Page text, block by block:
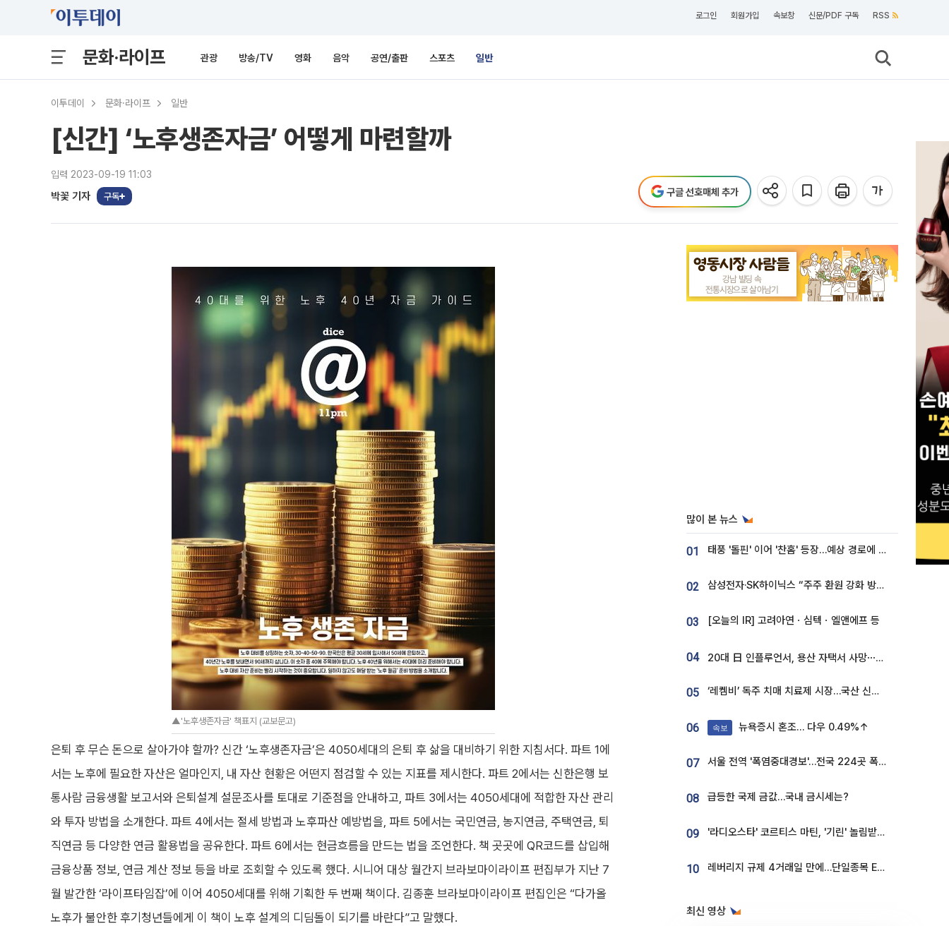
로그인 회원가입 속보창 신문/PDF 구독 RSS
문화·라이프 관광 방송/TV 영화 음악 공연/출판 스포츠 일반
이투데이 문화·라이프 일반
[신간] ‘노후생존자금’ 어떻게 마련할까
입력 2023-09-19 11:03
박꽃 기자 구독 구글 선호매체 추가
▲'노후생존자금' 책표지 (교보문고)
은퇴 후 무슨 돈으로 살아가야 할까? 신간 ‘노후생존자금’은 4050세대의 은퇴 후 삶을 대비하기 위한 지침서다. 파트 1에
서는 노후에 필요한 자산은 얼마인지, 내 자산 현황은 어떤지 점검할 수 있는 지표를 제시한다. 파트 2에서는 신한은행 보
통사람 금융생활 보고서와 은퇴설계 설문조사를 토대로 기준점을 안내하고, 파트 3에서는 4050세대에 적합한 자산 관리
와 투자 방법을 소개한다. 파트 4에서는 절세 방법과 노후파산 예방법을, 파트 5에서는 국민연금, 농지연금, 주택연금, 퇴
직연금 등 다양한 연금 활용법을 공유한다. 파트 6에서는 현금흐름을 만드는 법을 조언한다. 책 곳곳에 QR코드를 삽입해
금융상품 정보, 연금 계산 정보 등을 바로 조회할 수 있도록 했다. 시니어 대상 월간지 브라보마이라이프 편집부가 지난 7
월 발간한 ‘라이프타임잡’에 이어 4050세대를 위해 기획한 두 번째 책이다. 김종훈 브라보마이라이프 편집인은 “다가올
노후가 불안한 후기청년들에게 이 책이 노후 설계의 디딤돌이 되기를 바란다”고 말했다.
많이 본 뉴스
01 태풍 '돌핀' 이어 '찬홈' 등장…예상 경로에 한국 '한숨'
02 삼성전자·SK하이닉스 “주주 환원 강화 방안 마련”
03 [오늘의 IR] 고려아연ㆍ심텍ㆍ엘앤에프 등
04 20대 日 인플루언서, 용산 자택서 사망⋯SNS 라방 중 숨져
05 ‘레켐비’ 독주 치매 치료제 시장…국산 신약 등장하나
06 속보 뉴욕증시 혼조… 다우 0.49%↑
07 서울 전역 '폭염중대경보'…전국 224곳 폭염특보
08 급등한 국제 금값…국내 금시세는?
09 '라디오스타' 코르티스 마틴, '기린' 놀림받던 190.5cm…"명품쇼 빛낸 모델핏"
10 레버리지 규제 4거래일 만에…단일종목 ETF 거래대금 '13분의 1' 급감
최신 영상